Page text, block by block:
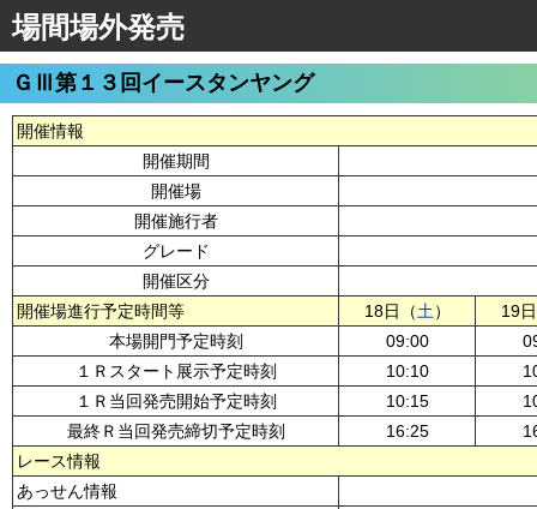
場間場外発売
ＧⅢ第１３回イースタンヤング
開催情報
開催期間
開催場
開催施行者
グレード
開催区分
開催場進行予定時間等
18日（土）
19
本場開門予定時刻
09:00
１Ｒスタート展示予定時刻
10:10
１Ｒ当回発売開始予定時刻
10:15
最終Ｒ当回発売締切予定時刻
16:25
レース情報
あっせん情報